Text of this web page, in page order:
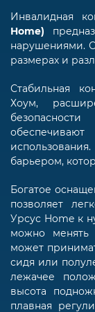
Инвалидная
Home)
нарушениями.
размерах и
Стабильная
Хоум,
барьером,
Богатое
позволяет
Урсус Home к
можно менять
может
сидя или
лежачее
высота
плавная